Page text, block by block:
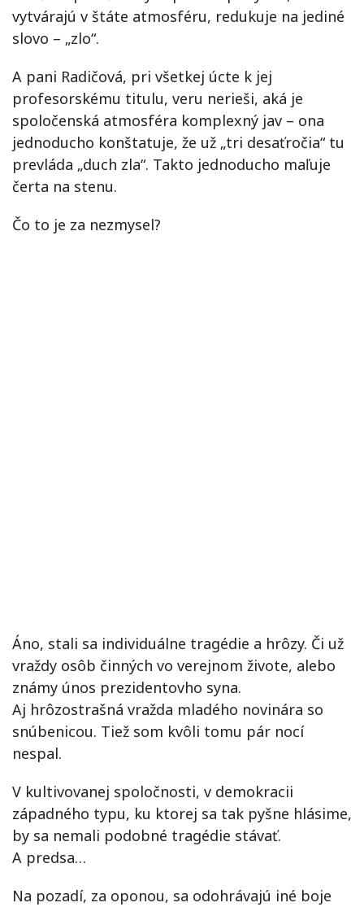
vytvárajú v štáte atmosféru, redukuje na jediné
slovo – „zlo“.
A pani Radičová, pri všetkej úcte k jej
profesorskému titulu, veru nerieši, aká je
spoločenská atmosféra komplexný jav – ona
jednoducho konštatuje, že už „tri desaťročia“ tu
prevláda „duch zla“. Takto jednoducho maľuje
čerta na stenu.
Čo to je za nezmysel?
Áno, stali sa individuálne tragédie a hrôzy. Či už
vraždy osôb činných vo verejnom živote, alebo
známy únos prezidentovho syna.
Aj hrôzostrašná vražda mladého novinára so
snúbenicou. Tiež som kvôli tomu pár nocí
nespal.
V kultivovanej spoločnosti, v demokracii
západného typu, ku ktorej sa tak pyšne hlásime,
by sa nemali podobné tragédie stávať.
A predsa…
Na pozadí, za oponou, sa odohrávajú iné boje